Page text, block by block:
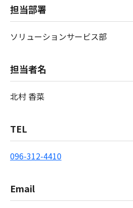
担当部署
ソリューションサービス部
担当者名
北村 香菜
TEL
096-312-4410
Email